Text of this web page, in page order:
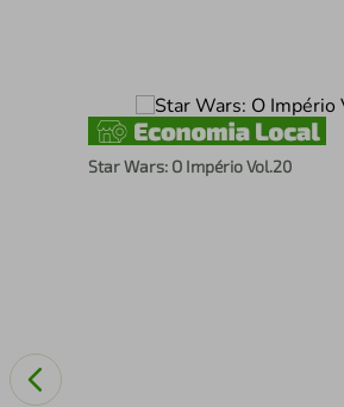
Star Wars: O Império Vol.20